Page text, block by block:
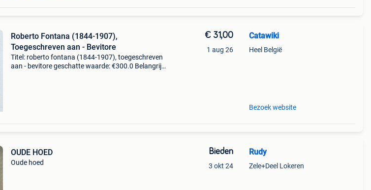
Roberto Fontana (1844-1907),
Toegeschreven aan - Bevitore
Titel: roberto fontana (1844-1907), toegeschreven
aan - bevitore geschatte waarde: €300.0 Belangrijk:
€ 31,00
1 aug 26
Catawiki
Heel België
Bezoek website
OUDE HOED
Oude hoed
Bieden
3 okt 24
Rudy
Zele+Deel Lokeren